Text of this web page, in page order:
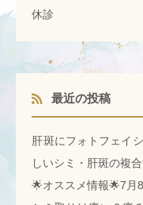
休診
最近の投稿
肝斑にフォトフェイ
しいシミ・肝斑の複合
🌟オススメ情報🌟7月